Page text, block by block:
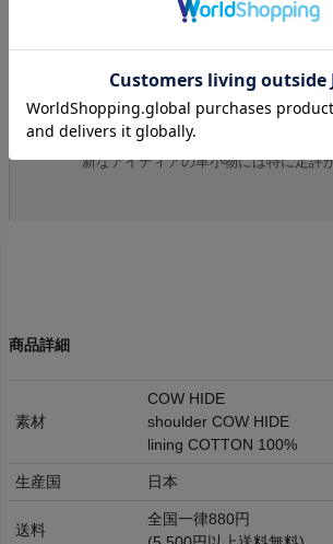
PATRICK STEPHAN（パトリックステ
スタート。
芸術的な美の可能性を東洋と西洋の融
ンとマスキュリンの融合によって追及
新なアイディアの革小物には特に定評
商品詳細
素材
COW HIDE
shoulder COW HIDE
lining COTTON 100%
生産国 日本
送料
全国一律880円